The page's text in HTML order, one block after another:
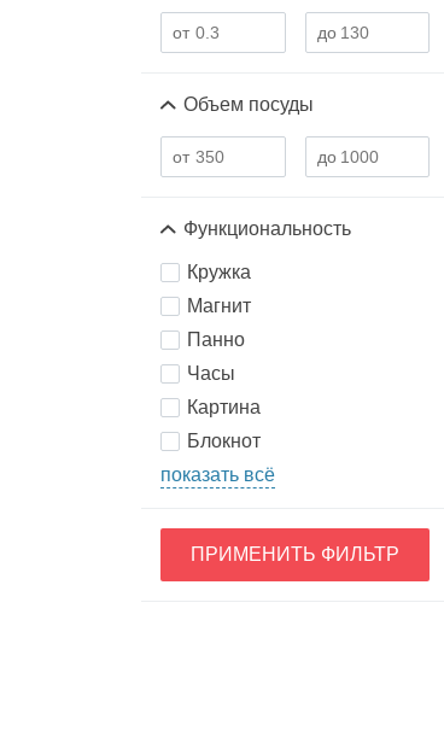
Объем посуды
Функциональность
Кружка
Магнит
Панно
Часы
Картина
Блокнот
показать всё
ПРИМЕНИТЬ ФИЛЬТР